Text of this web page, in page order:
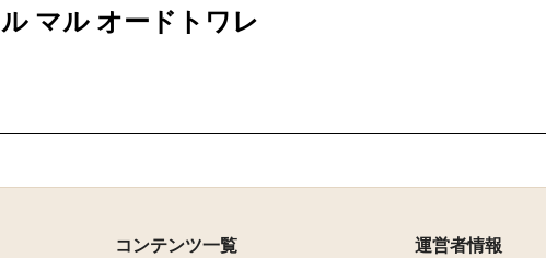
ル マル オードトワレ
コンテンツ一覧 運営者情報